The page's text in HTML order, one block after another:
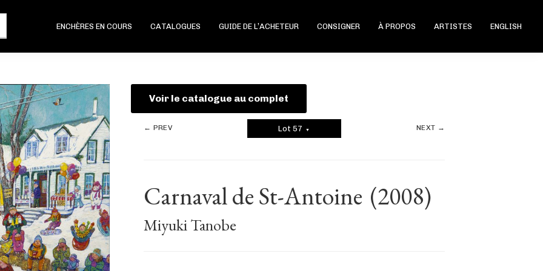
ENCHÈRES EN COURS CATALOGUES GUIDE DE L’ACHETEUR CONSIGNER À PROPOS ARTISTES ENGLISH
Voir le catalogue au complet
← PREV Lot 57 ▼ NEXT →
Carnaval de St-Antoine (2008)
Miyuki Tanobe